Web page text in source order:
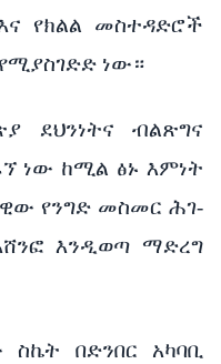
የክልል መስተዳድሮች
ነው።
ደህንነትና ብልጽግና
ነው ከሚል ፅኑ እምነት
የንግድ መስመር ሕገ-
እንዲወጣ ማድረግ
በድንበር አካባቢ